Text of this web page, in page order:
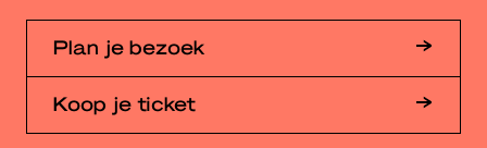
Plan je bezoek
Koop je ticket